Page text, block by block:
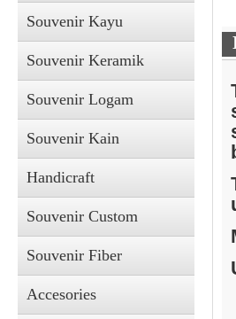
Souvenir Kayu
Souvenir Keramik
Souvenir Logam
Souvenir Kain
Handicraft
Souvenir Custom
Souvenir Fiber
Accesories